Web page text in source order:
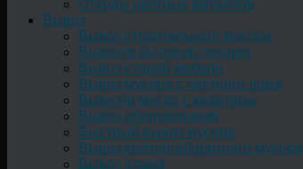
Отходы цветных металлов
Вывоз
Вывоз строительного мусора
Вывезти бытовую технику
Вывоз старой мебели
Вывоз мусора с частного дома
Вывезти мусор с квартиры
Вывоз оборудования
Быстрый вывоз мусора
Вывоз крупногабаритного мусора
Вывоз хлама